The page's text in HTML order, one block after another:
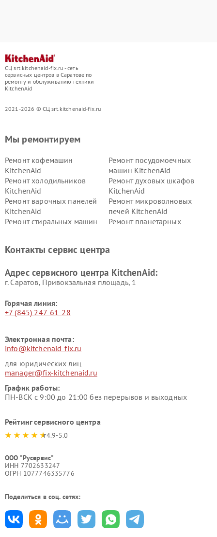
СЦ srt.kitchenaid-fix.ru - сеть
сервисных центров в Саратове по
ремонту и обслуживанию техники
KitchenAid
2021-2026 © СЦ srt.kitchenaid-fix.ru
Мы ремонтируем
Ремонт кофемашин
KitchenAid
Ремонт посудомоечных
машин KitchenAid
Ремонт холодильников
KitchenAid
Ремонт духовых шкафов
KitchenAid
Ремонт варочных панелей
KitchenAid
Ремонт микроволновых
печей KitchenAid
Ремонт стиральных машин
Ремонт планетарных
Контакты сервис центра
Адрес сервисного центра KitchenAid:
г. Саратов, Привокзальная площадь, 1
Горячая линия:
+7 (845) 247-61-28
Электронная почта:
info@kitchenaid-fix.ru
для юридических лиц
manager@fix-kitchenaid.ru
График работы:
ПН-ВСК с 9:00 до 21:00 без перерывов и выходных
Рейтинг сервисного центра
4.9-5.0
ООО "Русервис"
ИНН 7702633247
ОГРН 1077746335776
Поделиться в соц. сетях: